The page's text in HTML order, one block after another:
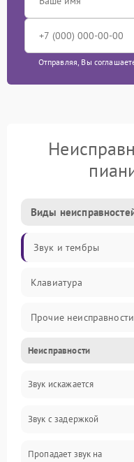
Отправляя, Вы
Виды
Звук и тембры
Клавиатура
Прочие неисправности
Включение и работа
Управление и
Подключения и
Педали и стойка
Неисправности
Звук искажается
Звук с задержкой
Пропадает звук на